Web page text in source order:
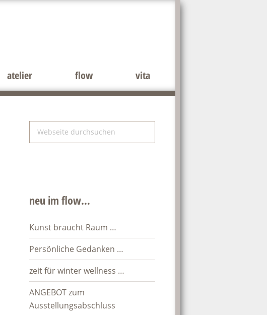
atelier flow vita
Seitenspalte
Webseite
durchsuchen
neu im flow…
Kunst braucht Raum …
Persönliche Gedanken …
zeit für winter wellness …
ANGEBOT zum
Ausstellungsabschluss